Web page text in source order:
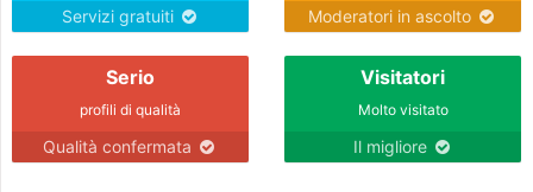
Servizi gratuiti Moderatori in ascolto
Serio
profili di qualità
Qualità confermata
Visitatori
Molto visitato
Il migliore